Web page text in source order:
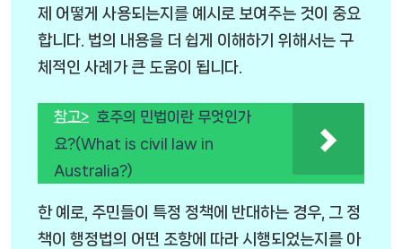
제 어떻게 사용되는지를 예시로 보여주는 것이 중요
합니다. 법의 내용을 더 쉽게 이해하기 위해서는 구
체적인 사례가 큰 도움이 됩니다.
참고> 호주의 민법이란 무엇인가
요?(What is civil law in
Australia?)
한 예로, 주민들이 특정 정책에 반대하는 경우, 그 정
책이 행정법의 어떤 조항에 따라 시행되었는지를 아